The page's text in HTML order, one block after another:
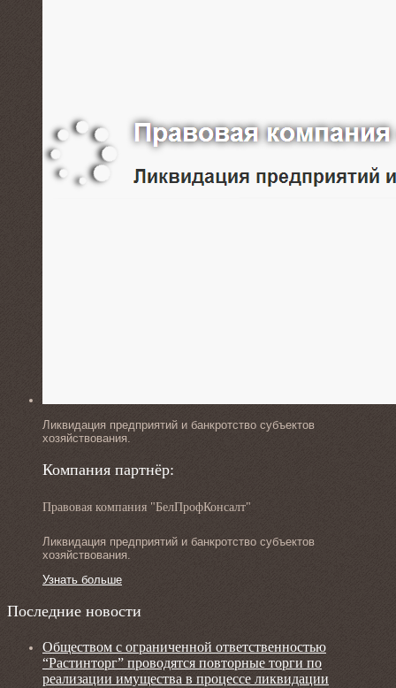
Ликвидация предприятий и банкротство субъектов
хозяйствования.
Компания партнёр:
Правовая компания "БелПрофКонсалт"
Ликвидация предприятий и банкротство субъектов
хозяйствования.
Узнать больше
Последние новости
Обществом с ограниченной ответственностью
“Растинторг” проводятся повторные торги по
реализации имущества в процессе ликвидации